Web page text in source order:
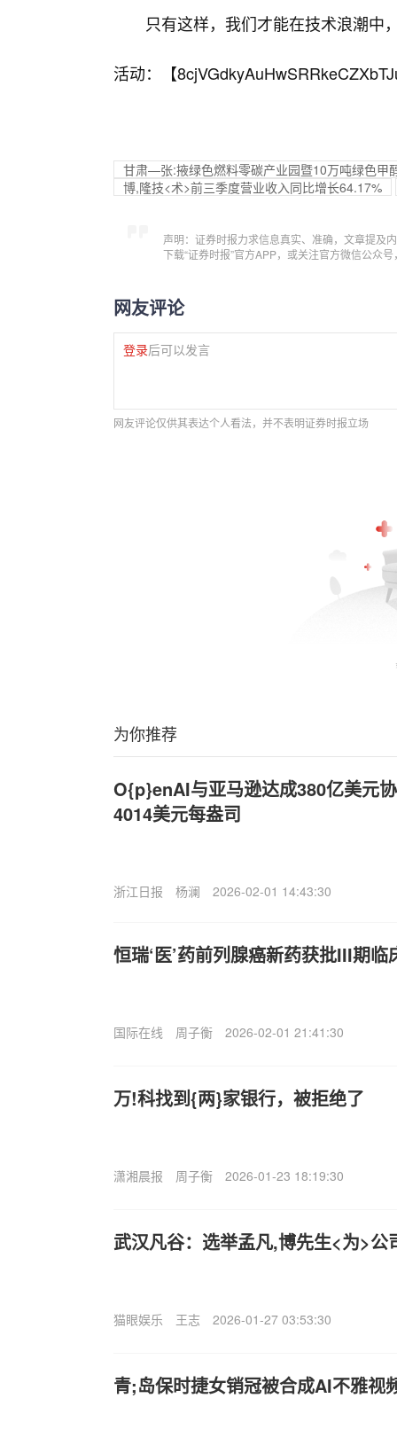
只有这样，我们才能在技术浪潮中
活动：【
甘肃—张:掖绿色燃料零碳产业园暨10万吨绿色甲
博,隆技<术>前三季度营业收入同比增长64.17%
声明：证券时报力求信息真实、准确，文章提及
下载“证券时报”官方APP，或关注官方微信公众
网友评论
登录后可以发言
网友评论仅供其表达个人看法，并不表明证券时报立场
为你推荐
O{p}enAI与亚马逊达成380亿美元
4014美元每盎司
浙江日报 杨澜 2026-02-01 14:43:30
恒瑞‘医’药前列腺癌新药获批III期临
国际在线 周子衡 2026-02-01 21:41:30
万!科找到{两}家银行，被拒绝了
潇湘晨报 周子衡 2026-01-23 18:19:30
武汉凡谷：选举孟凡,博先生<为>公
猫眼娱乐 王志 2026-01-27 03:53:30
青;岛保时捷女销冠被合成AI不雅视